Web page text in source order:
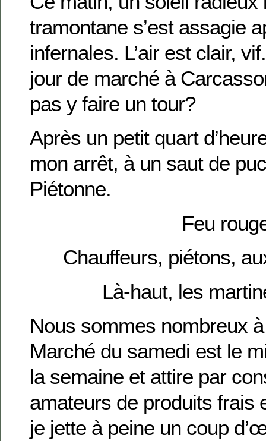
tramontane s’est assagie
infernales. L’air est clair,
jour de marché à
pas y faire un tour?
Après un petit quart
mon arrêt, à un saut de
Piétonne.
Feu
Chauffeurs, piétons,
Là-haut, les
Nous sommes nombreux
Marché du samedi est le
la semaine et attire par
amateurs de produits frais
je jette à peine un coup